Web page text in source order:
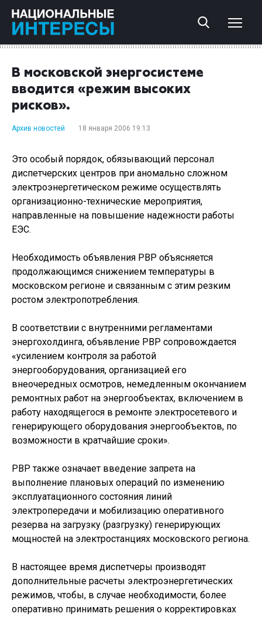
В московской энергосистеме
вводится «режим высоких
рисков».
Архив новостей 18 января 2006 19:13
Это особый порядок, обязывающий персонал
диспетчерских центров при аномально сложном
электроэнергетическом режиме осуществлять
организационно-технические мероприятия,
направленные на повышение надежности работы
ЕЭС.
Необходимость объявления РВР объясняется
продолжающимся снижением температуры в
московском регионе и связанным с этим резким
ростом электропотребления.
В соответствии с внутренними регламентами
энергохолдинга, объявление РВР сопровождается
«усилением контроля за работой
энергооборудования, организацией его
внеочередных осмотров, немедленным окончанием
ремонтных работ на энергообъектах, включением в
работу находящегося в ремонте электросетевого и
генерирующего оборудования энергообъектов, по
возможности в кратчайшие сроки».
РВР также означает введение запрета на
выполнение плановых операций по изменению
эксплуатационного состояния линий
электропередачи и мобилизацию оперативного
резерва на загрузку (разгрузку) генерирующих
мощностей на электростанциях московского региона.
В настоящее время диспетчеры производят
дополнительные расчеты электроэнергетических
режимов, чтобы, в случае необходимости, более
оперативно принимать решения о корректировках